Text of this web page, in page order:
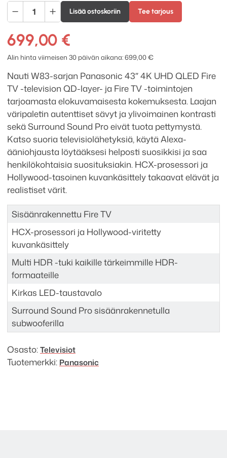
Panasonic
43"
4K
UHD
QLED
Fire
TV
määrä
Lisää ostoskoriin Tee tarjous
699,00 €
Alin hinta viimeisen 30 päivän aikana:699,00€
Nauti W83-sarjan Panasonic 43″ 4K UHD QLED Fire
TV -television QD-layer- ja Fire TV -toimintojen
tarjoamasta elokuvamaisesta kokemuksesta. Laajan
väripaletin autenttiset sävyt ja ylivoimainen kontrasti
sekä Surround Sound Pro eivät tuota pettymystä.
Katso suoria televisiolähetyksiä, käytä Alexa-
ääniohjausta löytääksesi helposti suosikkisi ja saa
henkilökohtaisia suosituksiakin. HCX-prosessori ja
Hollywood-tasoinen kuvankäsittely takaavat elävät ja
realistiset värit.
Sisäänrakennettu Fire TV
HCX-prosessori ja Hollywood-viritetty
kuvankäsittely
Multi HDR -tuki kaikille tärkeimmille HDR-
formaateille
Kirkas LED-taustavalo
Surround Sound Pro sisäänrakennetulla
subwooferilla
Osasto:Televisiot
Tuotemerkki: Panasonic